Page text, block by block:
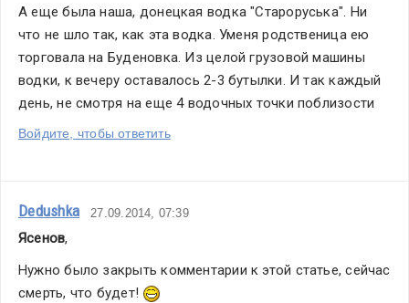
А еще была наша, донецкая водка "Староруська". Ни
что не шло так, как эта водка. Уменя родственица ею
торговала на Буденовка. Из целой грузовой машины
водки, к вечеру оставалось 2-3 бутылки. И так каждый
день, не смотря на еще 4 водочных точки поблизости
Войдите, чтобы ответить
Dedushka 27.09.2014, 07:39
Ясенов,
Нужно было закрыть комментарии к этой статье, сейчас
смерть, что будет!